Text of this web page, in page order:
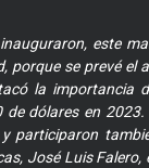
este
porque se prevé el
la importancia
dólares en
participaron
José Luis